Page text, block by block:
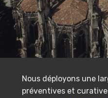
Nous déployons une
préventives et